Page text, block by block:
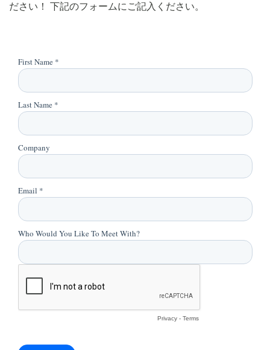
ださい！ 下記のフォームにご記入ください。